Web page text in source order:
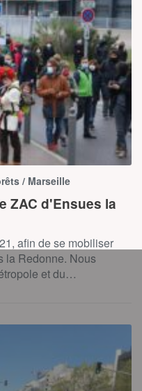
/ Marseille
ZAC d'Ensues la
afin de se mobiliser
la Redonne. Nous
et du…